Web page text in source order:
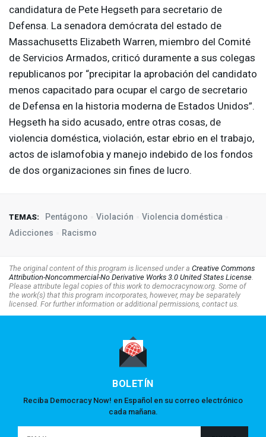
candidatura de Pete Hegseth para secretario de
Defensa. La senadora demócrata del estado de
Massachusetts Elizabeth Warren, miembro del Comité
de Servicios Armados, criticó duramente a sus colegas
republicanos por “precipitar la aprobación del candidato
menos capacitado para ocupar el cargo de secretario
de Defensa en la historia moderna de Estados Unidos”.
Hegseth ha sido acusado, entre otras cosas, de
violencia doméstica, violación, estar ebrio en el trabajo,
actos de islamofobia y manejo indebido de los fondos
de dos organizaciones sin fines de lucro.
TEMAS: Pentágono Violación
Violencia doméstica
Adicciones
Racismo
The original content of this program is licensed under a Creative Commons
Attribution-Noncommercial-No Derivative Works 3.0 United States License.
Please attribute legal copies of this work to democracynow.org. Some of
the work(s) that this program incorporates, however, may be separately
licensed. For further information or additional permissions, contact us.
BOLETÍN
Reciba Democracy Now! en Español en su correo electrónico
cada mañana.